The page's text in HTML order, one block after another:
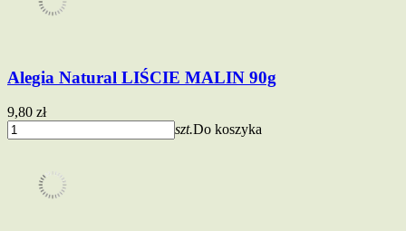
Alegia Natural LIŚCIE MALIN 90g
9,80 zł
szt.Do koszyka